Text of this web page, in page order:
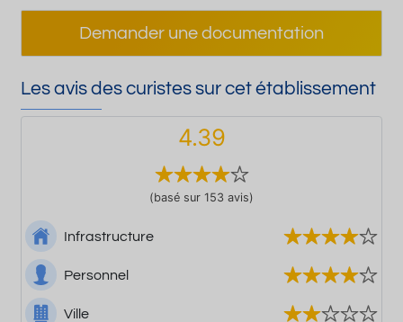
Demander une documentation
Les avis des curistes sur cet établissement
4.39
(basé sur 153 avis)
Infrastructure
Personnel
Ville